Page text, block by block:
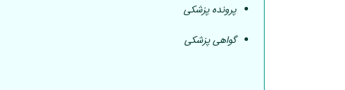
پرونده پزشکی
گواهی پزشکی